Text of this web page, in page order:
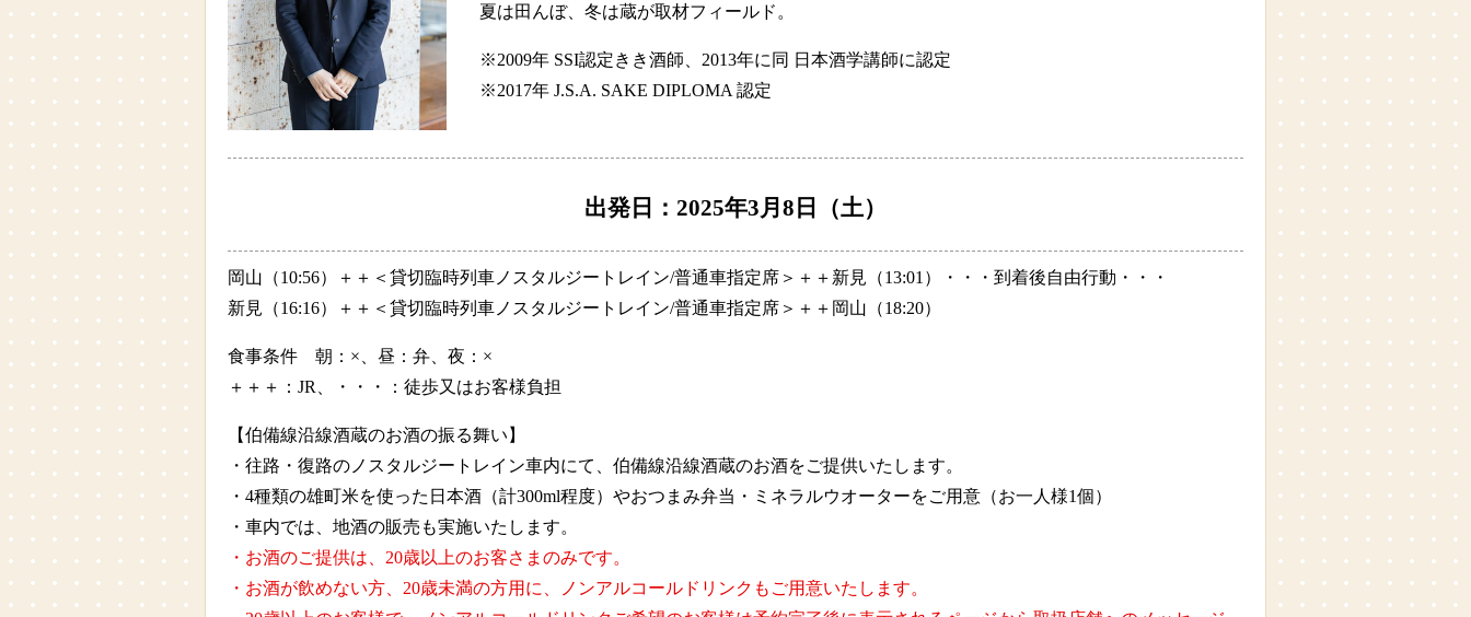
夏は田んぼ、冬は蔵が取材フィールド。
※2009年 SSI認定きき酒師、2013年に同 日本酒学講師に認定
※2017年 J.S.A. SAKE DIPLOMA 認定
出発日：2025年3月8日（土）
岡山（10:56）＋＋＜貸切臨時列車ノスタルジートレイン/普通車指定席＞＋＋新見（13:01）・・・到着後自由行動・・・
新見（16:16）＋＋＜貸切臨時列車ノスタルジートレイン/普通車指定席＞＋＋岡山（18:20）
食事条件 朝：×、昼：弁、夜：×
＋＋＋：JR、・・・：徒歩又はお客様負担
【伯備線沿線酒蔵のお酒の振る舞い】
・往路・復路のノスタルジートレイン車内にて、伯備線沿線酒蔵のお酒をご提供いたします。
・4種類の雄町米を使った日本酒（計300ml程度）やおつまみ弁当・ミネラルウオーターをご用意（お一人様1個）
・車内では、地酒の販売も実施いたします。
・お酒のご提供は、20歳以上のお客さまのみです。
・お酒が飲めない方、20歳未満の方用に、ノンアルコールドリンクもご用意いたします。